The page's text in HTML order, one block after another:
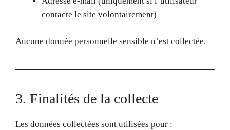
contacte le site volontairement)
Aucune donnée personnelle sensible n’est collectée.
3. Finalités de la collecte
Les données collectées sont utilisées pour :